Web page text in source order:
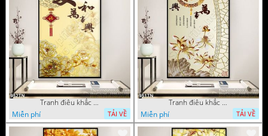
Tranh điêu khắc gỗ hoa mẫu đơn trang trí
Miễn phí
TẢI VỀ
Tranh điêu khắc hoa sen thư pháp
Miễn phí
TẢI VỀ